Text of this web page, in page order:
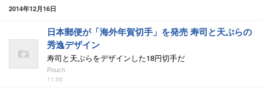
2014年12月16日
日本郵便が「海外年賀切手」を発売 寿司と天ぷらの
秀逸デザイン
寿司と天ぷらをデザインした18円切手だ
Pouch
11:00